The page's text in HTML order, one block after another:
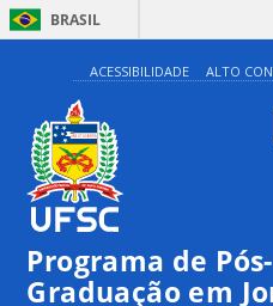
BRASIL
ACESSIBILIDADE ALTO
Programa de Pós-
Graduação em